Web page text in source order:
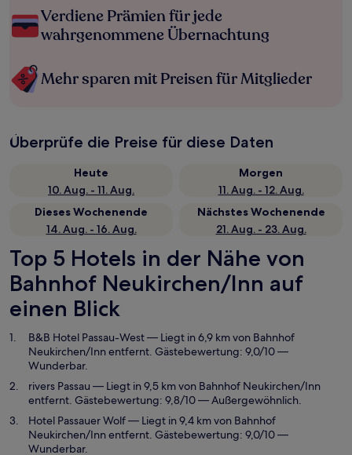
Verdiene Prämien für jede
wahrgenommene Übernachtung
Mehr sparen mit Preisen für Mitglieder
Überprüfe die Preise für diese Daten
Heute
10. Aug. - 11. Aug.
Morgen
11. Aug. - 12. Aug.
Dieses Wochenende
14. Aug. - 16. Aug.
Nächstes Wochenende
21. Aug. - 23. Aug.
Top 5 Hotels in der Nähe von
Bahnhof Neukirchen/Inn auf
einen Blick
B&B Hotel Passau-West— Liegt in 6,9 km von Bahnhof
Neukirchen/Inn entfernt. Gästebewertung: 9,0/10 —
Wunderbar.
rivers Passau — Liegt in 9,5 km von Bahnhof Neukirchen/Inn
entfernt. Gästebewertung: 9,8/10 — Außergewöhnlich.
Hotel Passauer Wolf— Liegt in 9,4 km von Bahnhof
Neukirchen/Inn entfernt. Gästebewertung: 9,0/10 —
Wunderbar.